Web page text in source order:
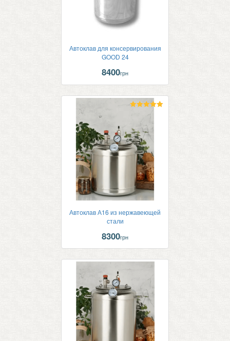
Автоклав для консервирования
GOOD 24
8400грн
Оценка
из 5
Автоклав А16 из нержавеющей
стали
8300грн